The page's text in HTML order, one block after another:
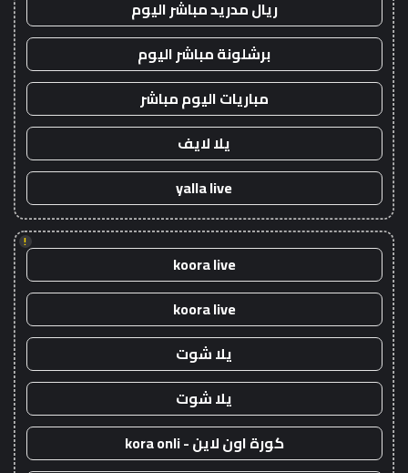
ريال مدريد مباشر اليوم
برشلونة مباشر اليوم
مباريات اليوم مباشر
يلا لايف
yalla live
!
koora live
koora live
يلا شوت
يلا شوت
كورة اون لاين - kora onli